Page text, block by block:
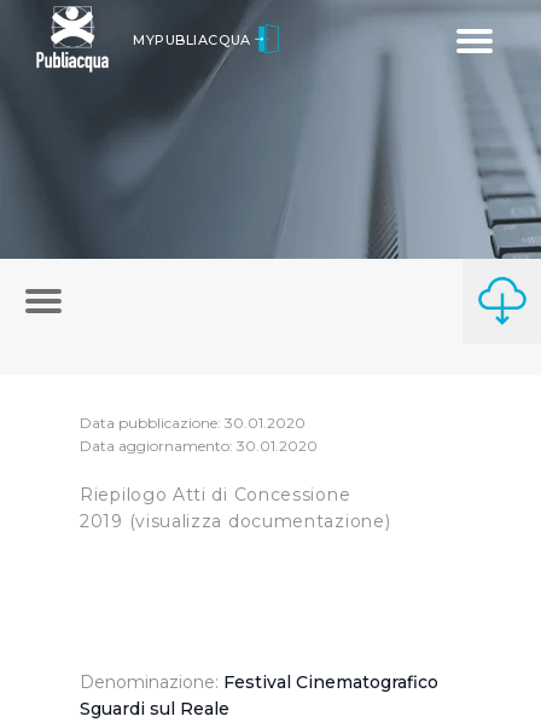
Toggle
MYPUBLIACQUA
Data pubblicazione: 30.01.2020
Data aggiornamento: 30.01.2020
Riepilogo Atti di Concessione
2019 (visualizza documentazione)
Denominazione: Festival Cinematografico
Sguardi sul Reale